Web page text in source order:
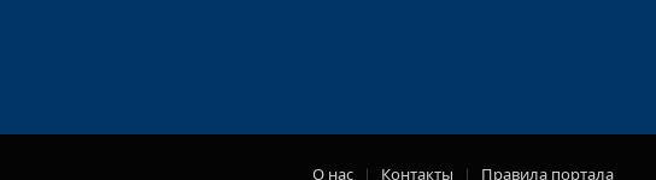
О нас Контакты Правила портала